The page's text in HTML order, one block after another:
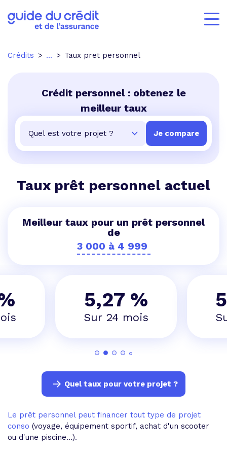
Crédits ... Taux pret personnel
Crédit personnel : obtenez le
meilleur taux
Taux prêt personnel actuel
Meilleur taux pour un prêt personnel
de
5,27 %
Sur 24 mois
Quel taux pour votre projet ?
Le prêt personnel peut financer tout type de projet
conso (voyage, équipement sportif, achat d'un scooter
ou d'une piscine...).